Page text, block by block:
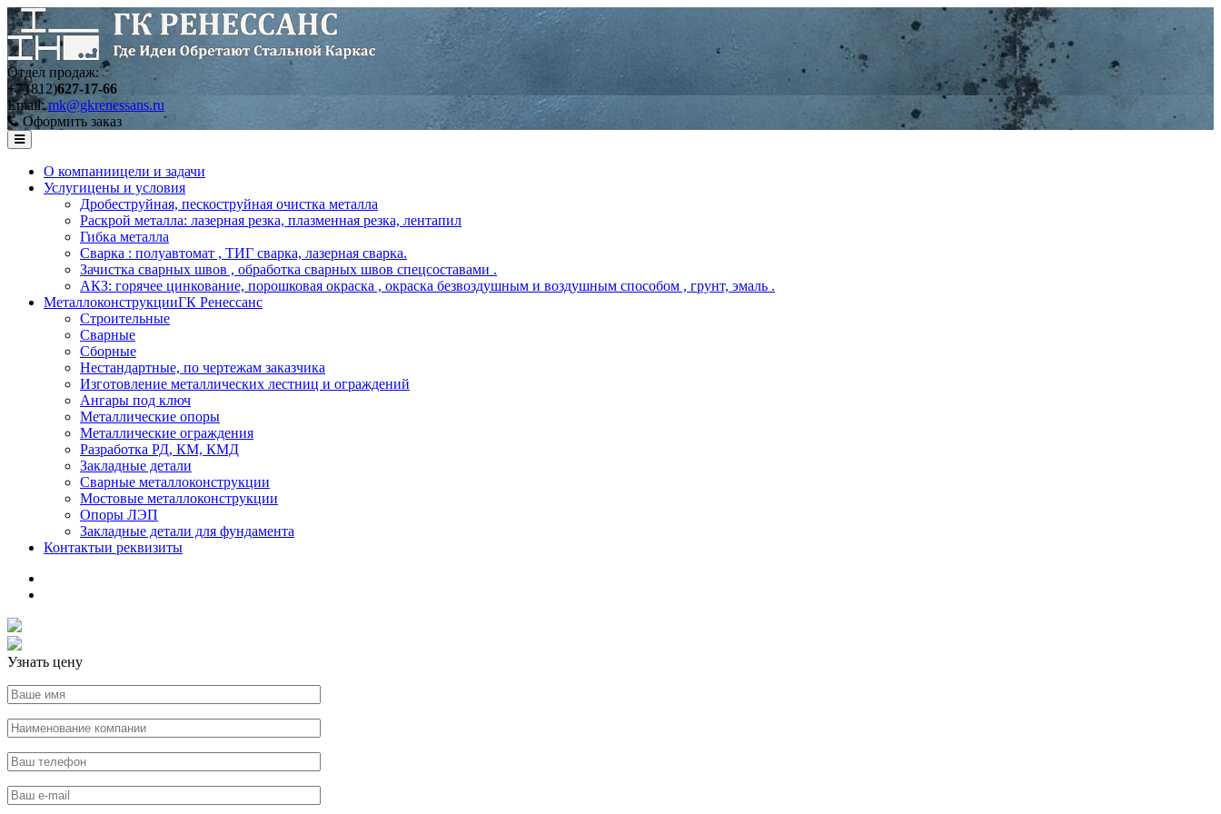
Отдел продаж:
+7 (812)627-17-66
Email:mk@gkrenessans.ru
Оформить заказ
О компаниицели и задачи
Услугицены и условия
Дробеструйная, пескоструйная очистка металла
Раскрой металла: лазерная резка, плазменная резка, лентапил
Гибка металла
Сварка : полуавтомат , ТИГ сварка, лазерная сварка.
Зачистка сварных швов , обработка сварных швов спецсоставами .
АКЗ: горячее цинкование, порошковая окраска , окраска безвоздушным и воздушным способом , грунт, эмаль .
МеталлоконструкцииГК Ренессанс
Строительные
Сварные
Сборные
Нестандартные, по чертежам заказчика
Изготовление металлических лестниц и ограждений
Ангары под ключ
Металлические опоры
Металлические ограждения
Разработка РД, КМ, КМД
Закладные детали
Сварные металлоконструкции
Мостовые металлоконструкции
Опоры ЛЭП
Закладные детали для фундамента
Контактыи реквизиты
Узнать цену